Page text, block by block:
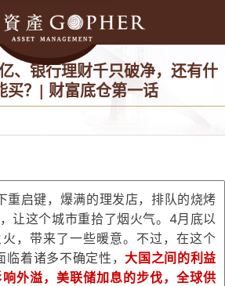
、银行理财千只破净，还有什
买？| 财富底仓第一话
重启键，爆满的理发店，排队的烧烤
让这个城市重拾了烟火气。4月底以
，带来了一些暖意。不过，在这个
着诸多不确定性， 大国之间的利益
外溢，美联储加息的步伐，全球供